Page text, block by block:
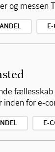
og messen
inden for e-
E-